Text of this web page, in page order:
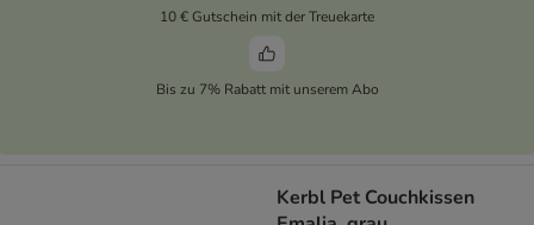
10 € Gutschein mit der Treuekarte
Bis zu 7% Rabatt mit unserem Abo
Kerbl Pet Couchkissen